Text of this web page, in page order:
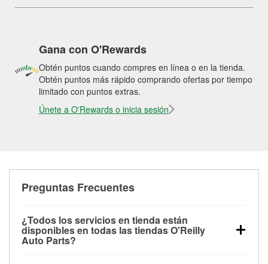
Gana con O'Rewards
Obtén puntos cuando compres en línea o en la tienda.
Obtén puntos más rápido comprando ofertas por tiempo
limitado con puntos extras.
Únete a O'Rewards o inicia sesión
Preguntas Frecuentes
¿Todos los servicios en tienda están
disponibles en todas las tiendas O'Reilly
Auto Parts?